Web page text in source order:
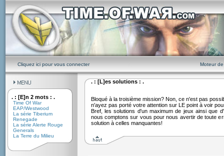
Cliquez ici pour vous connecter Moteur
. : [E]n 2 mots : .
Time Of War
EAP/Westwood
La série Tiberium
Renegade
La série Alerte Rouge
Generals
La Terre du Milieu
. : [L]es solutions : .
Bloqué à la troisième mission? Non, ce n'est pas
n'ayez pas porté votre attention sur LE point à voir
Bref, les solutions d'un maximum de jeux ainsi que
nous comptons sur vous pour nous avertir de toute
solution à celles manquantes!